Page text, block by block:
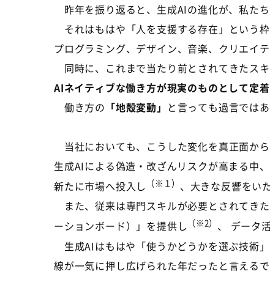
昨年を振り返ると、生成AIの進化が、私た
それはもはや「人を支援する存在」という
プログラミング、デザイン、音楽、クリエイ
同時に、これまで当たり前とされてきたス
AIネイティブな働き方が現実のものとして定
働き方の 「地殻変動」 と言っても過言ではあ
当社においても、こうした変化を真正面か
生成AI による偽造・改ざんリスクが高まる中
新たに市場へ投入し （※１） 、大きな反響をい
また、従来は専門スキルが必要とされてき
ーションボード）」を提供し （※2） 、 データ
生成AIはもはや「使うかどうかを選ぶ技術」
線が一気に押し広げられた年だったと言えるで